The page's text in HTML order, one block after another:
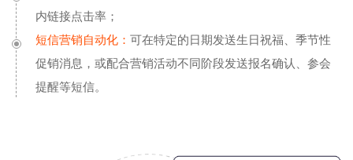
内链接点击率；
短信营销自动化： 可在特定的日期发送生日祝福、季节性
促销消息，或配合营销活动不同阶段发送报名确认、参会
提醒等短信。